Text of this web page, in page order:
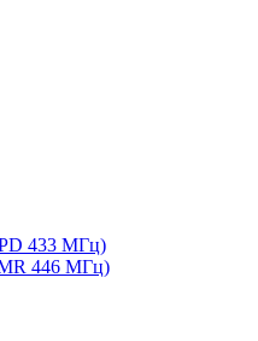
433 МГц)
446 МГц)